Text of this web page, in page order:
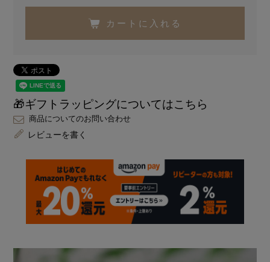
カートに入れる
🎁ギフトラッピングについてはこちら
商品についてのお問い合わせ
レビューを書く